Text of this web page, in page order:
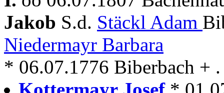
Jakob S.d. Stäckl Adam
Niedermayr Barbara
* 06.07.1776 Biberbach + .